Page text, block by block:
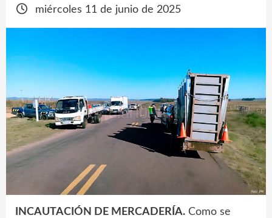
miércoles 11 de junio de 2025
INCAUTACIÓN DE MERCADERÍA. Como se